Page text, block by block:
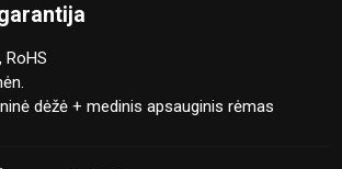
RoHS
dėžė + medinis apsauginis rėmas